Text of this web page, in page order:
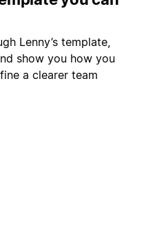
Lenny’s template,
show you how you
a clearer team